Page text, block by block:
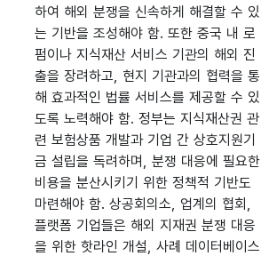
하여 해외 분쟁을 신속하게 해결할 수 있
는 기반을 조성해야 함. 또한 중국 내 로
펌이나 지식재산 서비스 기관의 해외 진
출을 장려하고, 현지 기관과의 협력을 통
해 효과적인 법률 서비스를 제공할 수 있
도록 노력해야 함. 정부는 지식재산권 관
련 보험상품 개발과 기업 간 상호지원기
금 설립을 독려하며, 분쟁 대응에 필요한
비용을 분산시키기 위한 정책적 기반도
마련해야 함. 상공회의소, 업계의 협회,
플랫폼 기업들은 해외 지재권 분쟁 대응
을 위한 핫라인 개설, 사례 데이터베이스